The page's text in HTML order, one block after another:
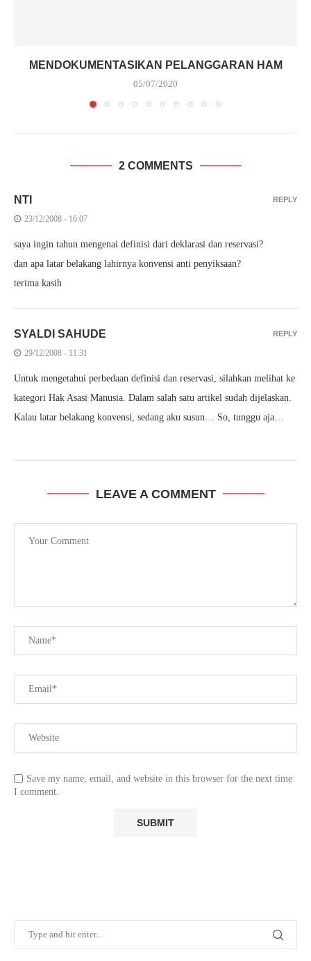
MENDOKUMENTASIKAN PELANGGARAN HAM
05/07/2020
2 COMMENTS
NTI
23/12/2008 - 16:07
saya ingin tahun mengenai definisi dari deklarasi dan reservasi?
dan apa latar belakang lahirnya konvensi anti penyiksaan?
terima kasih
REPLY
SYALDI SAHUDE
29/12/2008 - 11:31
Untuk mengetahui perbedaan definisi dan reservasi, silahkan melihat ke
kategori Hak Asasi Manusia. Dalam salah satu artikel sudah dijelaskan.
Kalau latar belakang konvensi, sedang aku susun… So, tunggu aja…
REPLY
LEAVE A COMMENT
Save my name, email, and website in this browser for the next time
I comment.